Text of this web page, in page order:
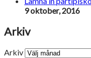
9 oktober, 2016
Arkiv
Arkiv